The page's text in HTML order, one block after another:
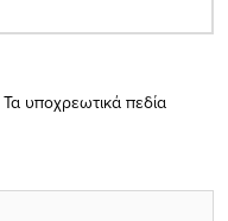
Τα υποχρεωτικά πεδία